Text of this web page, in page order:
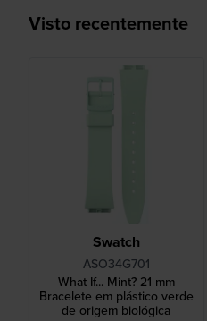
Visto recentemente
Swatch
ASO34G701
What If... Mint? 21 mm
Bracelete em plástico verde
de origem biológica